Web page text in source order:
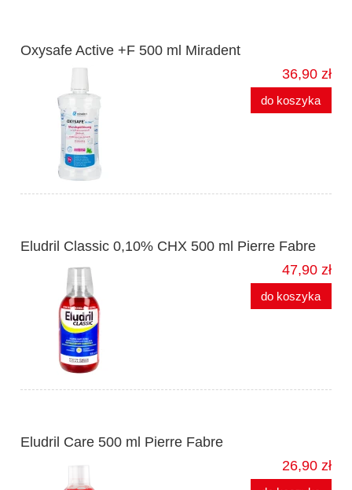
Oxysafe Active +F 500 ml Miradent
36,90 zł
do koszyka
Eludril Classic 0,10% CHX 500 ml Pierre Fabre
47,90 zł
do koszyka
Eludril Care 500 ml Pierre Fabre
26,90 zł